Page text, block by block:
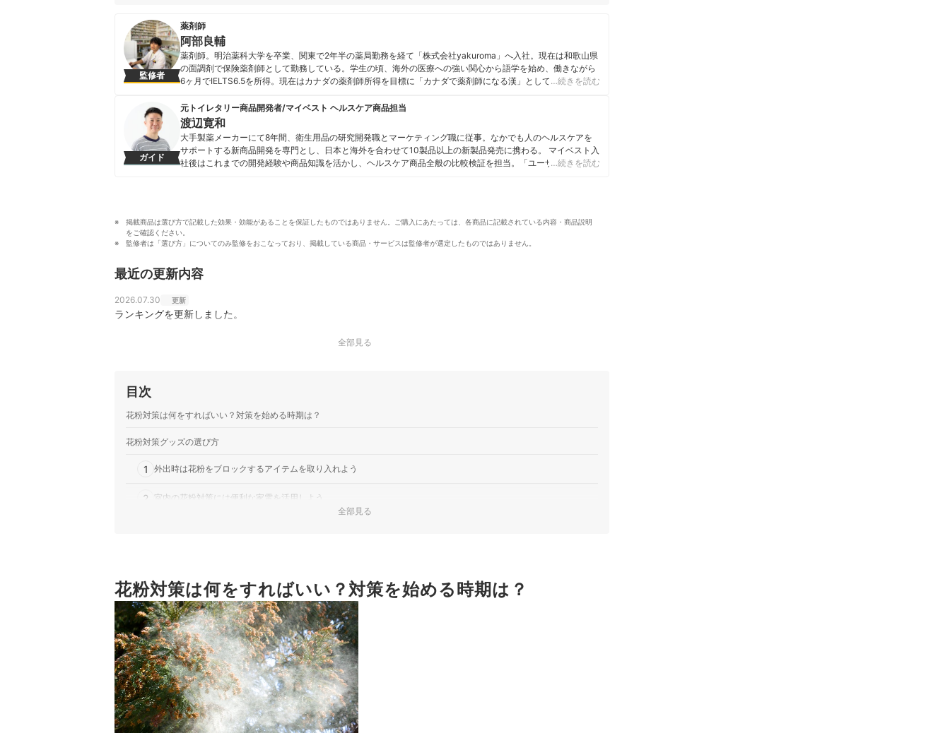
監修者
薬剤師
阿部良輔
薬剤師。明治薬科大学を卒業、関東で2年半の薬局勤務を経て「株式会社yakuroma」へ入社。現在は和歌山県
の面調剤で保険薬剤師として勤務している。学生の頃、海外の医療への強い関心から語学を始め、働きながら
6ヶ月でIELTS6.5を所得。現在はカナダの薬剤師所得を目標に「カナダで薬剤師になる漢」としてXで活動中。
…続きを読む
ガイド
元トイレタリー商品開発者/マイベスト ヘルスケア商品担当
渡辺寛和
大手製薬メーカーにて8年間、衛生用品の研究開発職とマーケティング職に従事。なかでも人のヘルスケアを
サポートする新商品開発を専門とし、日本と海外を合わせて10製品以上の新製品発売に携わる。 マイベスト入
社後はこれまでの開発経験や商品知識を活かし、ヘルスケア商品全般の比較検証を担当。「ユーザーが知りた
…続きを読む
掲載商品は選び方で記載した効果・効能があることを保証したものではありません。ご購入にあたっては、各商品に記載されている内容・商品説明
をご確認ください。
監修者は「選び方」についてのみ監修をおこなっており、掲載している商品・サービスは監修者が選定したものではありません。
最近の更新内容
2026.07.30 更新
ランキングを更新しました。
全部見る
目次
花粉対策は何をすればいい？対策を始める時期は？
花粉対策グッズの選び方
1 外出時は花粉をブロックするアイテムを取り入れよう
2 室内の花粉対策には便利な家電を活用しよう
花粉ブロックスプレーのおすすめ人気ランキング
【徹底比較】花粉対策メガネのおすすめ人気ランキング
花粉症の市販薬のおすすめ人気ランキング
市販の花粉・アレルギー用目薬のおすすめ人気ランキング
市販の点鼻薬・鼻炎スプレーのおすすめ人気ランキング
ノーズマスクのおすすめ人気ランキング
全部見る
花粉対策は何をすればいい？対策を始める時期は？